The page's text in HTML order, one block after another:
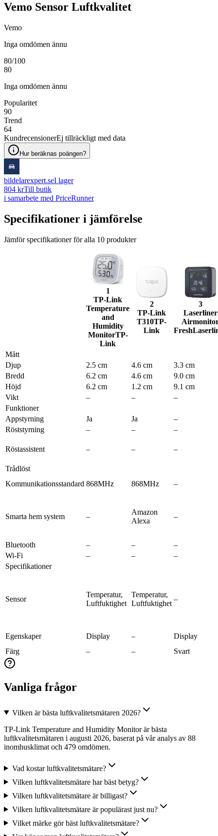
Vemo Sensor Luftkvalitet
Vemo
Inga omdömen ännu
80/100
80
Inga omdömen ännu
Popularitet
90
Trend
64
KundrecensionerEj tillräckligt med data
Hur beräknas poängen?
bildelarexpert.seI lager
804 krTill butik
i samarbete med PriceRunner
Specifikationer i jämförelse
Jämför specifikationer för alla 10 produkter
1
TP-Link
Temperature
and
Humidity
MonitorTP-
Link
2
TP-Link
T310TP-
Link
3
Laserliner
Fresh
Mått
Djup
2.5 cm 4.6 cm
3.3 cm
Bredd
6.2 cm 4.6 cm
9.0 cm
Höjd
6.2 cm 1.2 cm
9.1 cm
Vikt
– –
–
Funktioner
Appstyrning
Ja Ja
–
Röststyrning
– – –
Röstassistent – – –
Trådlöst
Kommunikationsstandard 868MHz 868MHz –
Smarta hem system –
Amazon
Alexa
–
Bluetooth – –
–
Wi-Fi
– –
–
Specifikationer
Sensor
Temperatur,
Luftfuktighet
Temperatur,
Luftfuktighet
–
Egenskaper Display –
Display
Färg
– – Svart
Vanliga frågor
Vilken är bästa luftkvalitetsmätaren 2026?
TP-Link Temperature and Humidity Monitor är bästa
luftkvalitetsmätaren i augusti 2026, baserat på vår analys av 88
inomhusklimat och 479 omdömen.
Vad kostar luftkvalitetsmätare?
Vilken luftkvalitetsmätare har bäst betyg?
Vilken luftkvalitetsmätare är billigast?
Vilken luftkvalitetsmätare är populärast just nu?
Vilket märke gör bäst luftkvalitetsmätare?